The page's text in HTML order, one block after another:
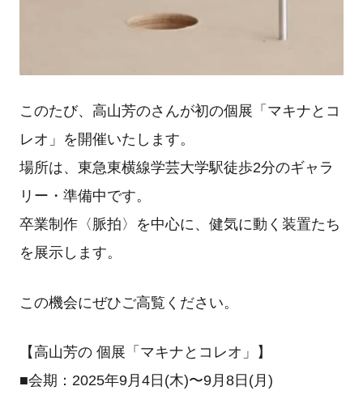
このたび、高山芳のさんが初の個展「マキナとコ
レオ」を開催いたします。
場所は、東急東横線学芸大学駅徒歩2分のギャラ
リー・準備中です。
卒業制作〈脈拍〉を中心に、健気に動く装置たち
を展示します。
この機会にぜひご高覧ください。
【高山芳の 個展「マキナとコレオ」】
■会期：2025年9月4日(木)〜9月8日(月)